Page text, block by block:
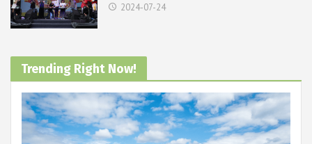
2024-07-24
Trending Right Now!